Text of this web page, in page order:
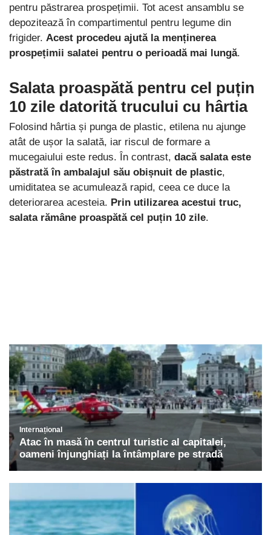
pentru păstrarea prospețimii. Tot acest ansamblu se
depozitează în compartimentul pentru legume din
frigider. Acest procedeu ajută la menținerea
prospețimii salatei pentru o perioadă mai lungă.
Salata proaspătă pentru cel puțin
10 zile datorită trucului cu hârtia
Folosind hârtia și punga de plastic, etilena nu ajunge
atât de ușor la salată, iar riscul de formare a
mucegaiului este redus. În contrast, dacă salata este
păstrată în ambalajul său obișnuit de plastic,
umiditatea se acumulează rapid, ceea ce duce la
deteriorarea acesteia. Prin utilizarea acestui truc,
salata rămâne proaspătă cel puțin 10 zile.